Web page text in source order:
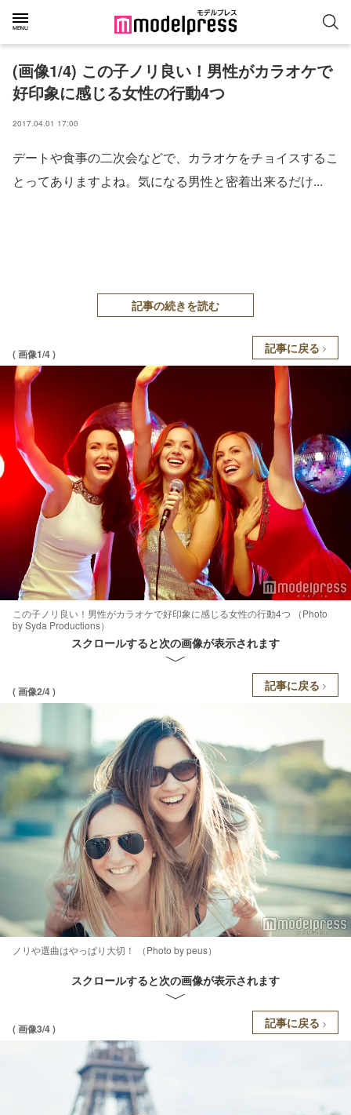
(画像1/4) この子ノリ良い！男性がカラオケで
好印象に感じる女性の行動4つ
2017.04.01 17:00
デートや食事の二次会などで、カラオケをチョイスするこ
とってありますよね。気になる男性と密着出来るだけ...
記事の続きを読む
( 画像1/4 ) 記事に戻る
この子ノリ良い！男性がカラオケで好印象に感じる女性の行動4つ （Photo
by Syda Productions）
スクロールすると次の画像が表示されます
( 画像2/4 ) 記事に戻る
ノリや選曲はやっぱり大切！ （Photo by peus）
スクロールすると次の画像が表示されます
( 画像3/4 ) 記事に戻る